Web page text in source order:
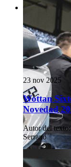
23 nov 2025
Wottan
Novedad
Autor del texto:
Serrano